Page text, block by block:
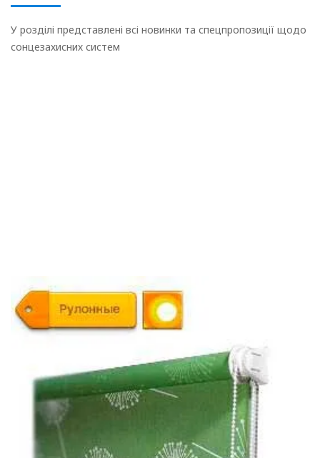
У розділі представлені всі новинки та спецпропозиції щодо
сонцезахисних систем